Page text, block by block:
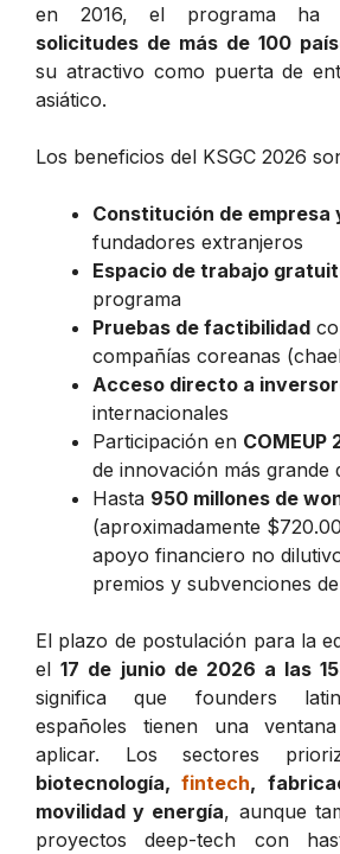
en 2016, el programa ha
solicitudes de más de 100
su atractivo como puerta de
asiático.
Los beneficios del KSGC 2026
Constitución de empresa
fundadores extranjeros
Espacio de trabajo
programa
Pruebas de factibilidad
compañías coreanas
Acceso directo a
internacionales
Participación en COMEUP
de innovación más grande
Hasta 950 millones de
(aproximadamente
apoyo financiero no
premios y subvenciones
El plazo de postulación para la
el17 de junio de 2026 a las
significa que founders
españoles tienen una
aplicar. Los sectores
biotecnología,fintech,
movilidad y energía, aunque
proyectos deep-tech con